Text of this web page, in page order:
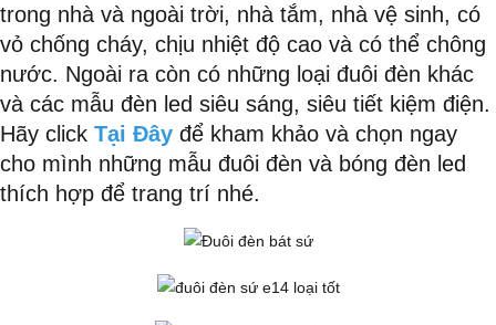
trong nhà và ngoài trời, nhà tắm, nhà vệ sinh, có
vỏ chống cháy, chịu nhiệt độ cao và có thể chông
nước. Ngoài ra còn có những loại đuôi đèn khác
và các mẫu đèn led siêu sáng, siêu tiết kiệm điện.
Hãy click Tại Đây để kham khảo và chọn ngay
cho mình những mẫu đuôi đèn và bóng đèn led
thích hợp để trang trí nhé.